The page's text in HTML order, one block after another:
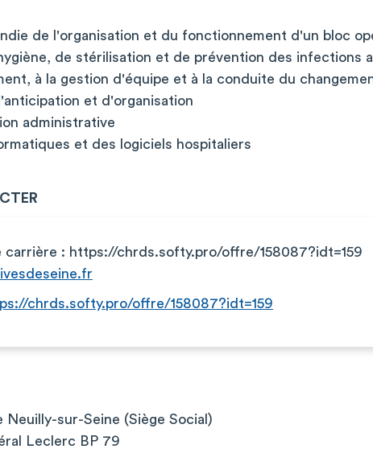
de l'organisation et du fonctionnement d'un bloc
de stérilisation et de prévention des infections
à la gestion d'équipe et à la conduite du
et d'organisation
administrative
et des logiciels hospitaliers
carrière : https://chrds.softy.pro/offre/158087?idt=159
chrds.softy.pro/offre/158087?idt=159
sur-Seine (Siège Social)
Leclerc BP 79